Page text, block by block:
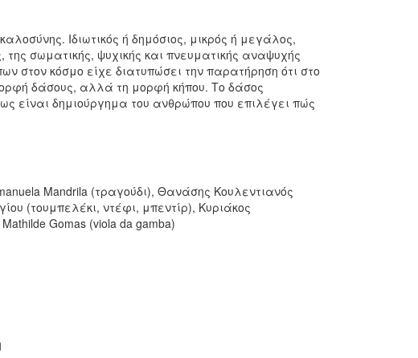
Ιδιωτικός ή δημόσιος, μικρός ή μεγάλος,
σωματικής, ψυχικής και πνευματικής αναψυχής
στον κόσμο είχε διατυπώσει την παρατήρηση ότι στο
δάσους, αλλά τη μορφή κήπου. Το δάσος
είναι δημιούργημα του ανθρώπου που επιλέγει πώς
Mandrila (τραγούδι), Θανάσης Κουλεντιανός
(τουμπελέκι, ντέφι, μπεντίρ), Κυριάκος
Gomas (viola da gamba)